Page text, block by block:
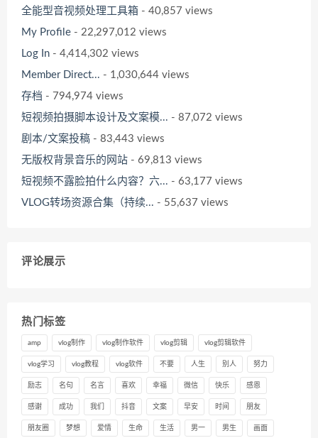
全能型音视频处理工具箱 - 40,857 views
My Profile - 22,297,012 views
Log In - 4,414,302 views
Member Direct... - 1,030,644 views
存档 - 794,974 views
短视频拍摄脚本设计及文案模... - 87,072 views
剧本/文案投稿 - 83,443 views
无版权背景音乐的网站 - 69,813 views
短视频不露脸拍什么内容？六... - 63,177 views
VLOG转场资源合集（持续... - 55,637 views
评论展示
热门标签
amp vlog制作 vlog制作软件 vlog剪辑 vlog剪辑软件
vlog学习 vlog教程 vlog软件 不要 人生 别人 努力
励志 名句 名言 喜欢 幸福 微信 快乐 感恩
感谢 成功 我们 抖音 文案 早安 时间 朋友
朋友圈 梦想 爱情 生命 生活 男一 男生 画面